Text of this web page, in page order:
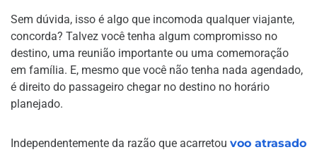
Sem dúvida, isso é algo que incomoda qualquer viajante,
concorda? Talvez você tenha algum compromisso no
destino, uma reunião importante ou uma comemoração
em família. E, mesmo que você não tenha nada agendado,
é direito do passageiro chegar no destino no horário
planejado.
Independentemente da razão que acarretou voo atrasado